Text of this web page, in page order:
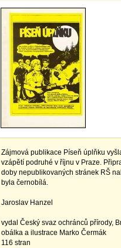
Zájmová publikace Píseň úplňku
vzápětí podruhé v říjnu v Praze.
doby nepublikovaných stránek RŠ
byla černobílá.
Jaroslav Hanzel
vydal Český svaz ochránců přírody,
obálka a ilustrace Marko Čermák
116 stran